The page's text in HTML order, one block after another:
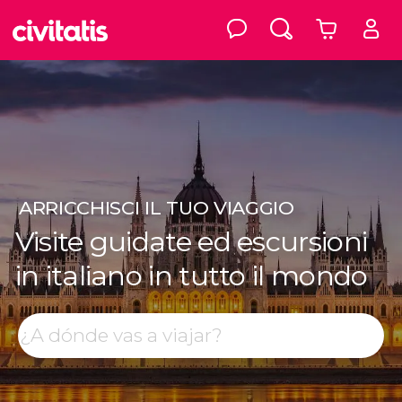
ARRICCHISCIIL TUO VIAGGIO
Visite guidate ed escursioni
in italiano in tutto il mondo
Cerca
Top destinazioni